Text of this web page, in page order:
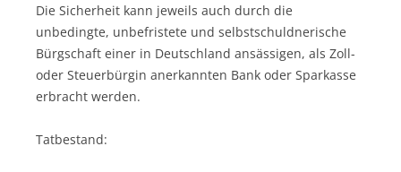
Die Sicherheit kann jeweils auch durch die
unbedingte, unbefristete und selbstschuldnerische
Bürgschaft einer in Deutschland ansässigen, als Zoll-
oder Steuerbürgin anerkannten Bank oder Sparkasse
erbracht werden.
Tatbestand: